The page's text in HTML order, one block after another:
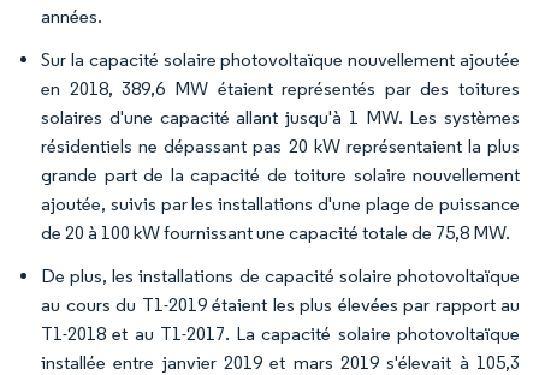
années.
Sur la capacité solaire photovoltaïque nouvellement ajoutée
en 2018, 389,6 MW étaient représentés par des toitures
solaires d'une capacité allant jusqu'à 1 MW. Les systèmes
résidentiels ne dépassant pas 20 kW représentaient la plus
grande part de la capacité de toiture solaire nouvellement
ajoutée, suivis par les installations d'une plage de puissance
de 20 à 100 kW fournissant une capacité totale de 75,8 MW.
De plus, les installations de capacité solaire photovoltaïque
au cours du T1-2019 étaient les plus élevées par rapport au
T1-2018 et au T1-2017. La capacité solaire photovoltaïque
installée entre janvier 2019 et mars 2019 s'élevait à 105,3